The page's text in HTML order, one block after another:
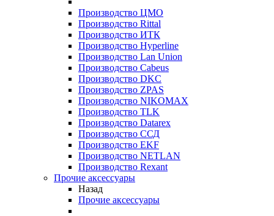
Производство ЦМО
Производство Rittal
Производство ИТК
Производство Hyperline
Производство Lan Union
Производство Cabeus
Производство DKC
Производство ZPAS
Производство NIKOMAX
Производство TLK
Производство Datarex
Производство ССД
Производство EKF
Производство NETLAN
Производство Rexant
Прочие аксеcсуары
Назад
Прочие аксеcсуары